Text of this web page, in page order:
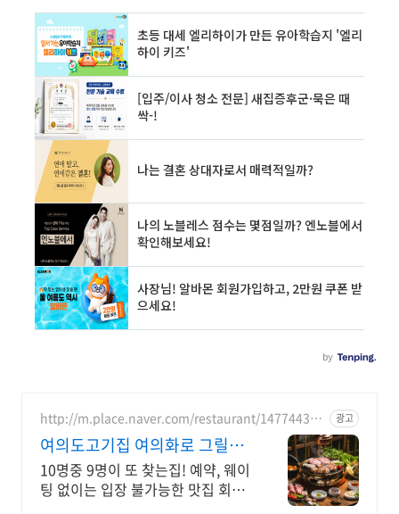
http://m.place.naver.com/restaurant/147744331
광고
여의도고기집 여의화로 그릴링
서비스, 대나무숲 힐링
10명중 9명이 또 찾는집! 예약, 웨이
팅 없이는 입장 불가능한 맛집 회식,